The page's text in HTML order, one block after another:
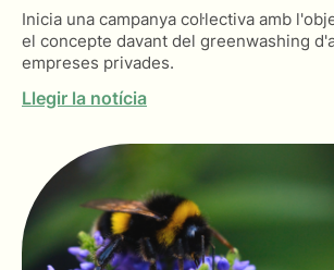
Inicia una campanya col·lectiva amb
el concepte davant del greenwashing
empreses privades.
Llegir la notícia